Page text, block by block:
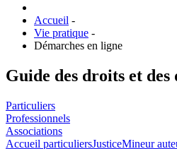
Accueil -
Vie pratique -
Démarches en ligne
Guide des droits et
Particuliers
Professionnels
Associations
Accueil particuliersJusticeMineur